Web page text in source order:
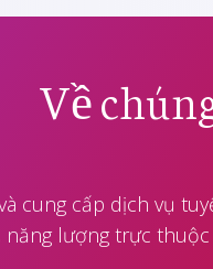
Về
cung cấp dịch vụ
năng lượng trực thuộc